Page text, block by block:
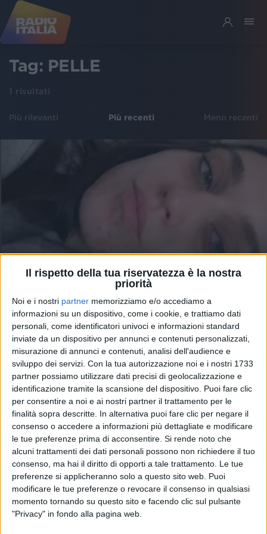
Il rispetto della tua riservatezza è la nostra
priorità
Noi e i nostri partner memorizziamo e/o accediamo a
informazioni su un dispositivo, come i cookie, e trattiamo dati
personali, come identificatori univoci e informazioni standard
inviate da un dispositivo per annunci e contenuti personalizzati,
misurazione di annunci e contenuti, analisi dell'audience e
sviluppo dei servizi. Con la tua autorizzazione noi e i nostri 1733
partner possiamo utilizzare dati precisi di geolocalizzazione e
identificazione tramite la scansione del dispositivo. Puoi fare clic
per consentire a noi e ai nostri partner il trattamento per le
finalità sopra descritte. In alternativa puoi fare clic per negare il
consenso o accedere a informazioni più dettagliate e modificare
le tue preferenze prima di acconsentire. Si rende noto che
alcuni trattamenti dei dati personali possono non richiedere il tuo
consenso, ma hai il diritto di opporti a tale trattamento. Le tue
preferenze si applicheranno solo a questo sito web. Puoi
modificare le tue preferenze o revocare il consenso in qualsiasi
momento tornando su questo sito e facendo clic sul pulsante
"Privacy" in fondo alla pagina web.
Tag: PELLE
1 risultati
Più rilevanti Più recenti Meno recenti
"REALITY CHECK" 01 apr 2025
Gaia si mostra senza filtri: "Se il corpo
chiama, devo per forza rispondere"
L'artista vuole normalizzare la sua pelle e raccontare
tutta sè stessa, per convivere al meglio con il
processo di guarigione
diCristina Camporese